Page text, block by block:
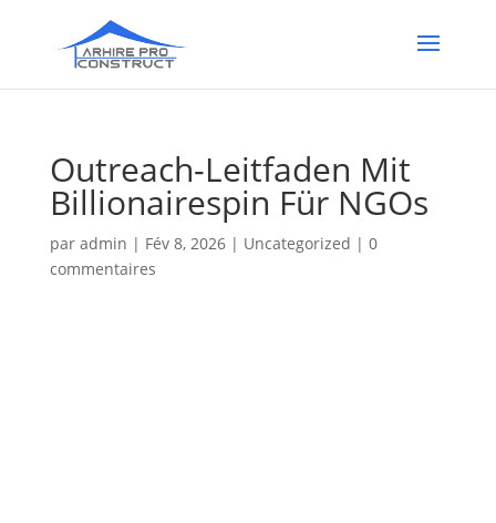
Outreach-Leitfaden Mit
Billionairespin Für NGOs
par admin | Fév 8, 2026| Uncategorized | 0
commentaires